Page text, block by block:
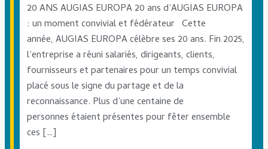
20 ANS AUGIAS EUROPA 20 ans d’AUGIAS EUROPA
: un moment convivial et fédérateur Cette
année, AUGIAS EUROPA célèbre ses 20 ans. Fin 2025,
l’entreprise a réuni salariés, dirigeants, clients,
fournisseurs et partenaires pour un temps convivial
placé sous le signe du partage et de la
reconnaissance. Plus d’une centaine de
personnes étaient présentes pour fêter ensemble
ces […]